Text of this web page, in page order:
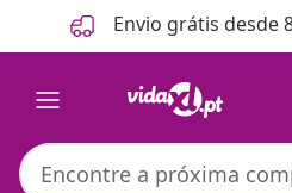
Anterior
Seguinte Envio grátis desde